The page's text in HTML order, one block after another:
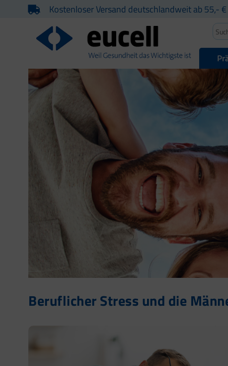
Kostenloser Versand deutschlandweit ab 55,- €
Beruflicher Stress und die